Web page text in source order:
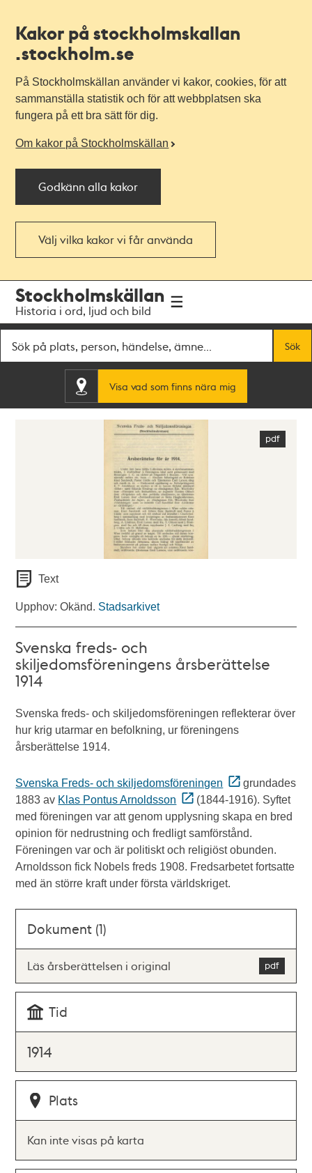
Kakor på stockholmskallan
.stockholm.se
På Stockholmskällan använder vi kakor, cookies, för att
sammanställa statistik och för att webbplatsen ska
fungera på ett bra sätt för dig.
Om kakor på Stockholmskällan
Godkänn alla kakor
Välj vilka kakor vi får använda
navigationen
huvudinnehållet
Stockholmskällan
Historia i ord, ljud och bild
Sök
Visa vad som finns nära mig
Text
Upphov: Okänd. Stadsarkivet
Svenska freds- och
skiljedomsföreningens årsberättelse
1914
Svenska freds- och skiljedomsföreningen reflekterar över
hur krig utarmar en befolkning, ur föreningens
årsberättelse 1914.
Svenska Freds- och skiljedomsföreningen
grundades
1883 av Klas Pontus Arnoldsson
(1844-1916). Syftet
med föreningen var att genom upplysning skapa en bred
opinion för nedrustning och fredligt samförstånd.
Föreningen var och är politiskt och religiöst obunden.
Arnoldsson fick Nobels freds 1908. Fredsarbetet fortsatte
med än större kraft under första världskriget.
Dokument (1)
Läs årsberättelsen i original
Tid
1914
Plats
Kan inte visas på karta